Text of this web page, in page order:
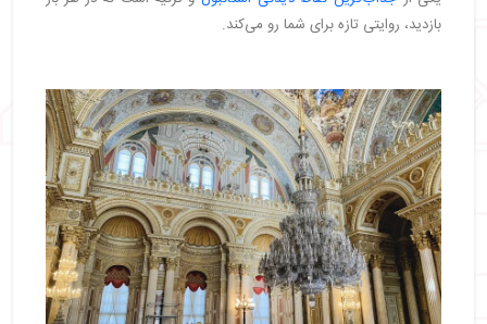
بازدید، روایتی تازه برای شما رو می‌کند.